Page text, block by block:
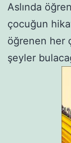
Aslında
çocuğun
öğrenen her
şeyler